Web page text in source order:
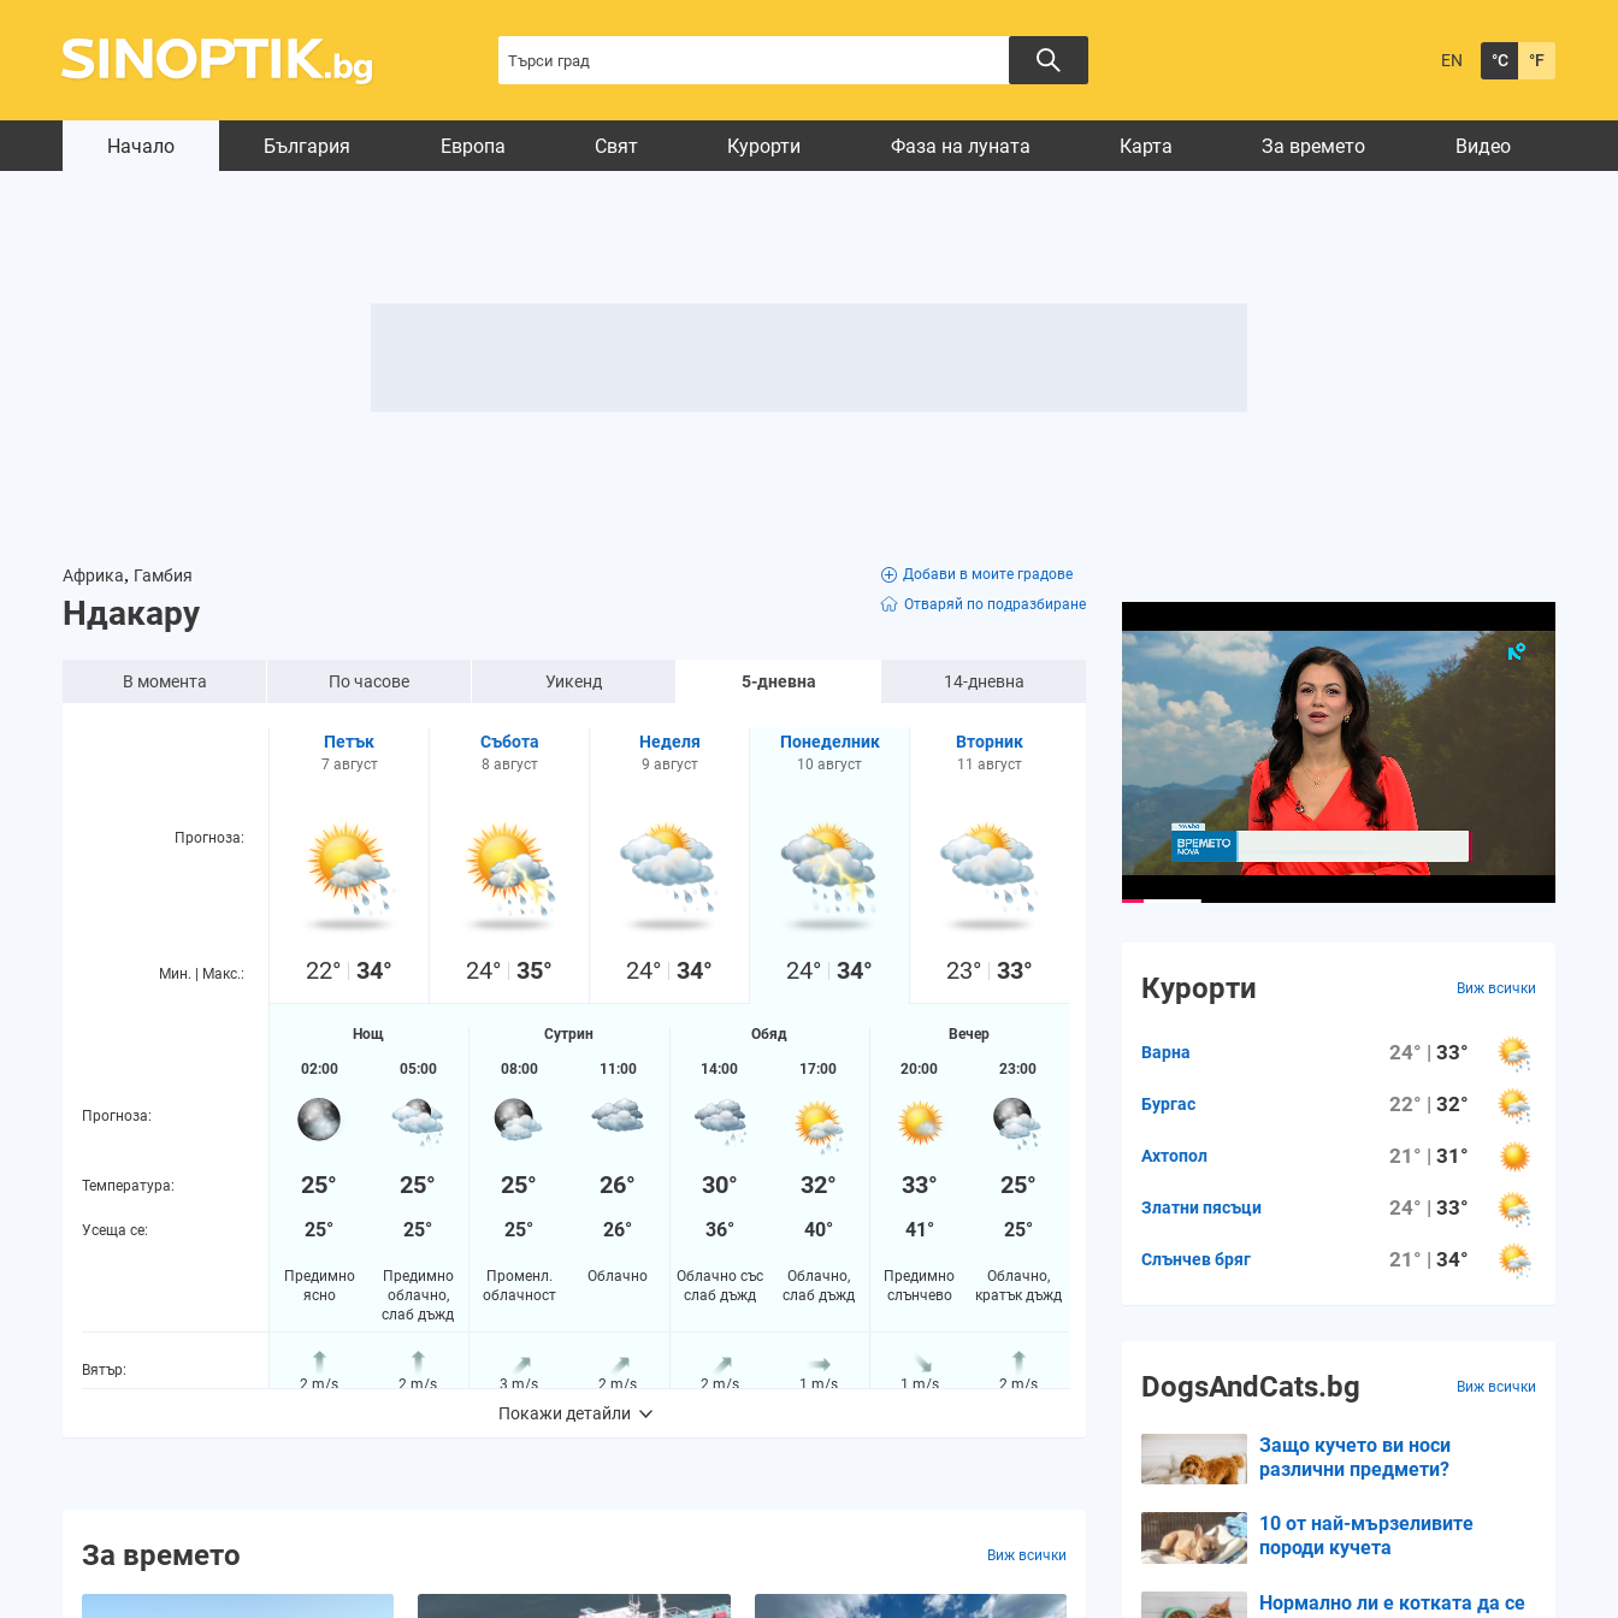
EN °C °F
Начало България Европа Свят Курорти Фаза на луната Карта За времето Видео
Африка, Гамбия
Ндакару
Добави в моите градове
Отваряй по подразбиране
В момента По часове Уикенд 5-дневна 14-дневна
Прогноза:
Мин. | Макс.:
Прогноза:
Температура:
Усеща се:
Вятър:
Вероятност за буря:
Петък
7 август
22° 34°
Събота
8 август
24° 35°
Неделя
9 август
24° 34°
Понеделник
10 август
24° 34°
Вторник
11 август
23° 33°
Нощ
02:00
25°
25°
Предимно
ясно
2 m/s
0%
05:00
25°
25°
Предимно
облачно,
слаб дъжд
2 m/s
1.65197%
Сутрин
08:00
25°
25°
Променл.
облачност
3 m/s
0%
11:00
26°
26°
Облачно
2 m/s
0%
Обяд
14:00
30°
36°
Облачно със
слаб дъжд
2 m/s
0%
17:00
32°
40°
Облачно,
слаб дъжд
1 m/s
0.0364324%
Вечер
20:00
33°
41°
Предимно
слънчево
1 m/s
4.01373%
23:00
25°
25°
Облачно,
кратък дъжд
2 m/s
15.6066%
Покажи детайли
За времето Виж всички
Курорти Виж всички
Варна 24° |33°
Бургас 22° |32°
Ахтопол 21° |31°
Златни пясъци 24° |33°
Слънчев бряг 21° |34°
DogsAndCats.bg Виж всички
Защо кучето ви носи
различни предмети?
10 от най-мързеливите
породи кучета
Нормално ли е котката да се